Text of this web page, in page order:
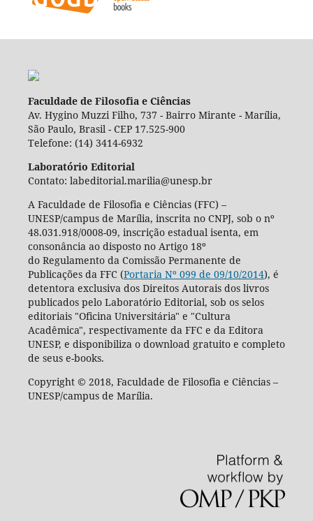
Faculdade de Filosofia e Ciências
Av. Hygino Muzzi Filho, 737 - Bairro Mirante - Marília,
São Paulo, Brasil - CEP 17.525-900
Telefone: (14) 3414-6932
Laboratório Editorial
Contato: labeditorial.marilia@unesp.br
A Faculdade de Filosofia e Ciências (FFC) –
UNESP/campus de Marília, inscrita no CNPJ, sob o nº
48.031.918/0008-09, inscrição estadual isenta, em
consonância ao disposto no Artigo 18º
do Regulamento da Comissão Permanente de
Publicações da FFC (Portaria Nº 099 de 09/10/2014), é
detentora exclusiva dos Direitos Autorais dos livros
publicados pelo Laboratório Editorial, sob os selos
editoriais "Oficina Universitária" e "Cultura
Acadêmica", respectivamente da FFC e da Editora
UNESP, e disponibiliza o download gratuito e completo
de seus e-books.
Copyright © 2018, Faculdade de Filosofia e Ciências –
UNESP/campus de Marília.